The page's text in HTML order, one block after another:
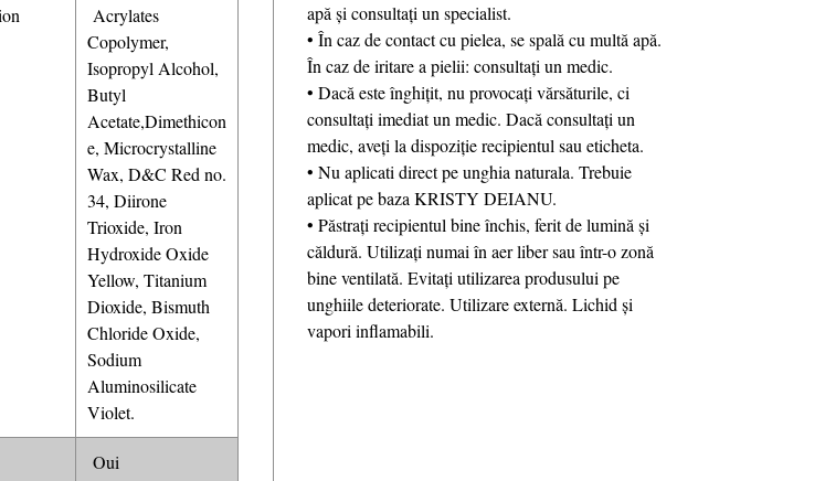
Acrylates
Copolymer,
Isopropyl Alcohol,
Butyl
Acetate,Dimethicon
e, Microcrystalline
Wax, D&C Red no.
34, Diirone
Trioxide, Iron
Hydroxide Oxide
Yellow, Titanium
Dioxide, Bismuth
Chloride Oxide,
Sodium
Aluminosilicate
Violet.
Oui
apă și consultați un specialist.
• În caz de contact cu pielea, se spală cu multă apă.
În caz de iritare a pielii: consultați un medic.
• Dacă este înghițit, nu provocați vărsăturile, ci
consultați imediat un medic. Dacă consultați un
medic, aveți la dispoziție recipientul sau eticheta.
• Nu aplicati direct pe unghia naturala. Trebuie
aplicat pe baza KRISTY DEIANU.
• Păstrați recipientul bine închis, ferit de lumină și
căldură. Utilizați numai în aer liber sau într-o zonă
bine ventilată. Evitați utilizarea produsului pe
unghiile deteriorate. Utilizare externă. Lichid și
vapori inflamabili.